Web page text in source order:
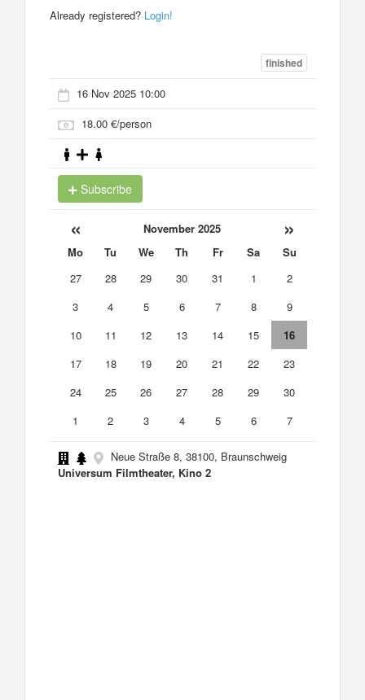
Already registered? Login!
finished
16 Nov 2025 10:00
18.00 €/person
Subscribe
« November 2025 »
Mo Tu We Th Fr Sa
Su
27
28 29 30 31 1
2
3
4 5 6 7 8
9
10
11 12 13 14 15
16
17
18 19 20 21 22
23
24
25 26 27 28 29
30
1
2 3 4 5 6 7
Neue Straße 8, 38100, Braunschweig
Universum Filmtheater, Kino 2